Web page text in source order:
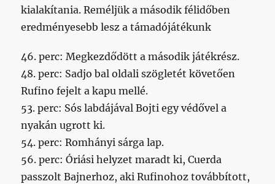
kialakítania. Reméljük a második félidőben
eredményesebb lesz a támadójátékunk
46. perc: Megkezdődött a második játékrész.
48. perc: Sadjo bal oldali szögletét követően
Rufino fejelt a kapu mellé.
53. perc: Sós labdájával Bojti egy védővel a
nyakán ugrott ki.
54. perc: Romhányi sárga lap.
56. perc: Óriási helyzet maradt ki, Cuerda
passzolt Bajnerhoz, aki Rufinohoz továbbított,